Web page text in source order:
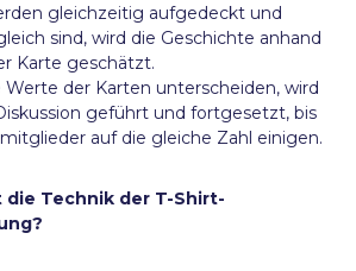
gleichzeitig aufgedeckt und
sind, wird die Geschichte anhand
Karte geschätzt.
Werte der Karten unterscheiden, wird
geführt und fortgesetzt, bis
auf die gleiche Zahl einigen.
die Technik der T-Shirt-